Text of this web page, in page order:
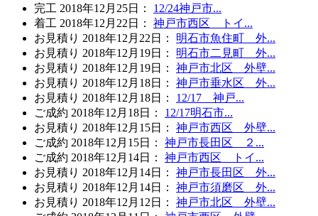
完工 2018年12月25日 ：
12/24神戸市...
着工 2018年12月22日 ：
神戸市西区 トイ...
お見積り 2018年12月22日 ：
明石市魚住町 外...
お見積り 2018年12月19日 ：
明石市二見町 外...
お見積り 2018年12月19日 ：
神戸市北区 外壁...
お見積り 2018年12月18日 ：
神戸市垂水区 外...
お見積り 2018年12月18日 ：
12/17 神戸...
ご成約 2018年12月18日 ：
12/17明石市...
お見積り 2018年12月15日 ：
神戸市西区 外壁...
ご成約 2018年12月15日 ：
神戸市長田区 ２...
ご成約 2018年12月14日 ：
神戸市西区 トイ...
お見積り 2018年12月14日 ：
神戸市長田区 外...
お見積り 2018年12月14日 ：
神戸市須磨区 外...
お見積り 2018年12月12日 ：
神戸市北区 外壁...